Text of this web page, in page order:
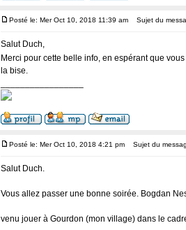
Posté le: Mer Oct 10, 2018 11:39 am Sujet du
Salut Duch,
Merci pour cette belle info, en espérant que
la bise.
Posté le: Mer Oct 10, 2018 4:21 pm Sujet du
Salut Duch.
Vous allez passer une bonne soirée. Bogdan
venu jouer à Gourdon (mon village) dans le